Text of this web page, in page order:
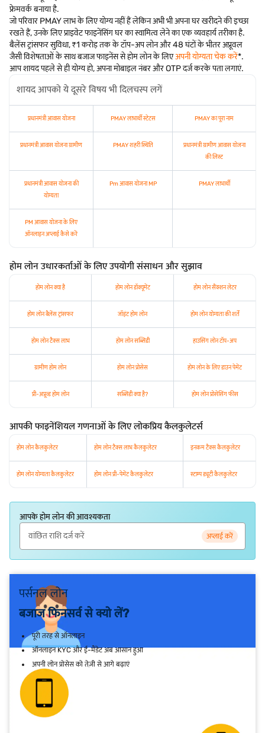
फ्रेमवर्क बनाया है.
जो परिवार PMAY लाभ के लिए योग्य नहीं हैं लेकिन अभी भी अपना घर खरीदने की इच्छा
रखते हैं, उनके लिए प्राइवेट फाइनेंसिंग घर का स्वामित्व लेने का एक व्यवहार्य तरीका है.
बैलेंस ट्रांसफर सुविधा, ₹1 करोड़ तक के टॉप-अप लोन और 48 घंटों के भीतर अप्रूवल
जैसी विशेषताओं के साथ बजाज फाइनेंस से होम लोन के लिएअपनी योग्यता चेक करें*.
आप शायद पहले से ही योग्य हो, अपना मोबाइल नंबर और OTP दर्ज करके पता लगाएं.
शायद आपको ये दूसरे विषय भी दिलचस्प लगें
प्रधानमंत्री आवास योजना PMAY लाभार्थी स्टेटस PMAY का पूरा नाम
प्रधानमंत्री आवास योजना ग्रामीण PMAY शहरी स्थिति
प्रधानमंत्री ग्रामीण आवास योजना
की लिस्ट
प्रधानमंत्री आवास योजना की
योग्यता
Pm आवास योजना MP PMAY लाभार्थी
PM आवास योजना के लिए
ऑनलाइन अप्लाई कैसे करें
होम लोन उधारकर्ताओं के लिए उपयोगी संसाधन और सुझाव
होम लोन क्या है होम लोन डॉक्यूमेंट होम लोन सैंक्शन लेटर
होम लोन बैलेंस ट्रांसफर जॉइंट होम लोन होम लोन योग्यता की शर्तें
होम लोन टैक्स लाभ होम लोन सब्सिडी हाउसिंग लोन टॉप-अप
ग्रामीण होम लोन होम लोन प्रोसेस होम लोन के लिए डाउन पेमेंट
प्री-अप्रूव्ड होम लोन सब्सिडी क्या है? होम लोन प्रोसेसिंग फीस
आपकी फाइनेंशियल गणनाओं के लिए लोकप्रिय कैलकुलेटर्स
होम लोन कैलकुलेटर होम लोन टैक्स लाभ कैलकुलेटर इनकम टैक्स कैलकुलेटर
होम लोन योग्यता कैलकुलेटर होम लोन प्री-पेमेंट कैलकुलेटर स्टाम्प ड्यूटी कैलकुलेटर
आपके होम लोन की आवश्यकता
अप्लाई करें
पर्सनल लोन
बजाज फिनसर्व से क्यो लें?
पूरी तरह से ऑनलाइन
ऑनलाइन KYC और ई-मैंडेट अब आसान हुआ
अपनी लोन प्रोसेस को तेज़ी से आगे बढ़ाएं